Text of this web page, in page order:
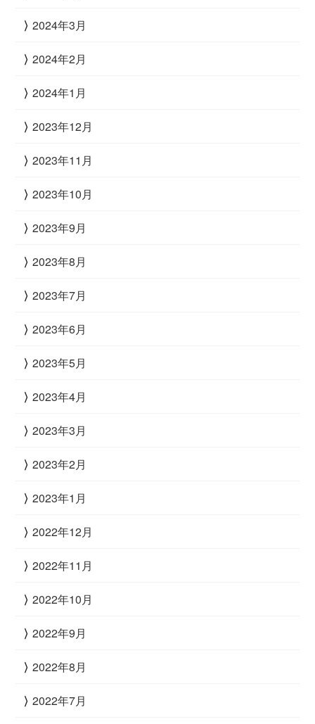
2024年3月
2024年2月
2024年1月
2023年12月
2023年11月
2023年10月
2023年9月
2023年8月
2023年7月
2023年6月
2023年5月
2023年4月
2023年3月
2023年2月
2023年1月
2022年12月
2022年11月
2022年10月
2022年9月
2022年8月
2022年7月